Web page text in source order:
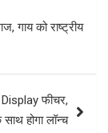
गाय को राष्ट्रीय
फीचर,
होगा लॉन्च